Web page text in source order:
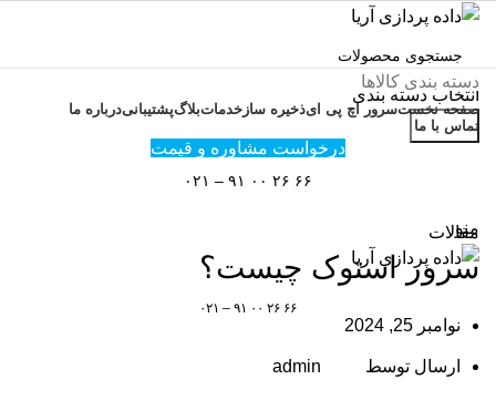
انتخاب دسته بندی
جستجو
۶۶ ۲۶ ۰۰ ۹۱ – ۰۲۱
منو
۶۶ ۲۶ ۰۰ ۹۱ – ۰۲۱
دسته بندی کالاها
صفحه نخستسرور اچ پی ایذخیره ساز خدماتبلاگپشتیبانیدرباره ما
تماس با ما
درخواست مشاوره و قیمت
مقالات
سرور استوک چیست؟
نوامبر 25, 2024
ارسال توسط admin